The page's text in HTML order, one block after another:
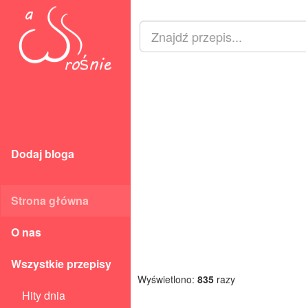
Dodaj bloga
Strona główna
O nas
Wszystkie przepisy
Hity dnia
Wyświetlono: 835 razy